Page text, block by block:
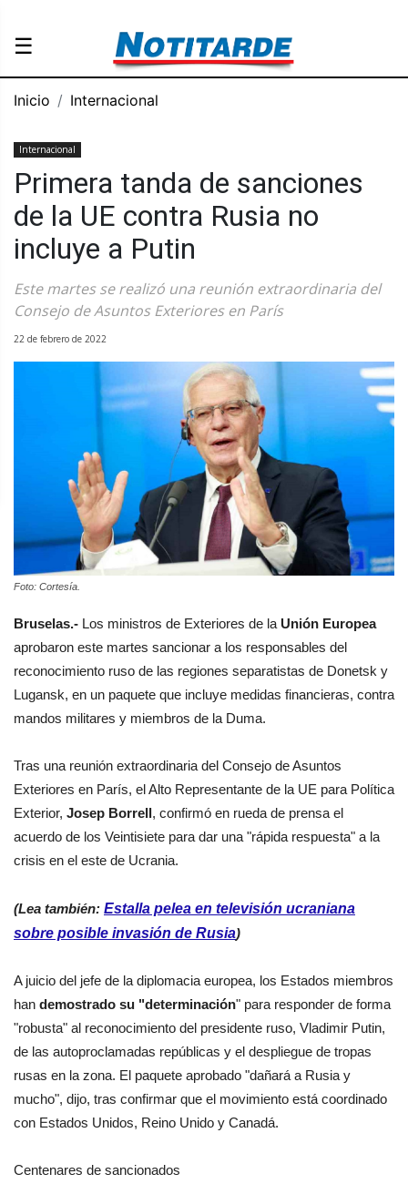
☰
Inicio Internacional
Internacional
Primera tanda de sanciones
de la UE contra Rusia no
incluye a Putin
Este martes se realizó una reunión extraordinaria del
Consejo de Asuntos Exteriores en París
22 de febrero de 2022
Foto: Cortesía.
Bruselas.- Los ministros de Exteriores de la Unión Europea
aprobaron este martes sancionar a los responsables del
reconocimiento ruso de las regiones separatistas de Donetsk y
Lugansk, en un paquete que incluye medidas financieras, contra
mandos militares y miembros de la Duma.
Tras una reunión extraordinaria del Consejo de Asuntos
Exteriores en París, el Alto Representante de la UE para Política
Exterior, Josep Borrell, confirmó en rueda de prensa el
acuerdo de los Veintisiete para dar una "rápida respuesta" a la
crisis en el este de Ucrania.
(Lea también: Estalla pelea en televisión ucraniana
sobre posible invasión de Rusia)
A juicio del jefe de la diplomacia europea, los Estados miembros
han demostrado su "determinación" para responder de forma
"robusta" al reconocimiento del presidente ruso, Vladimir Putin,
de las autoproclamadas repúblicas y el despliegue de tropas
rusas en la zona. El paquete aprobado "dañará a Rusia y
mucho", dijo, tras confirmar que el movimiento está coordinado
con Estados Unidos, Reino Unido y Canadá.
Centenares de sancionados